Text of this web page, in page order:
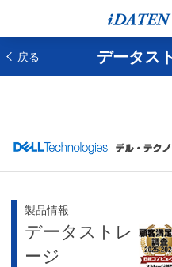
戻る データス
製品情報
データストレ
ージ